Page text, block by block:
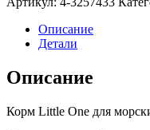
Описание
Детали
Описание
Корм Little One для